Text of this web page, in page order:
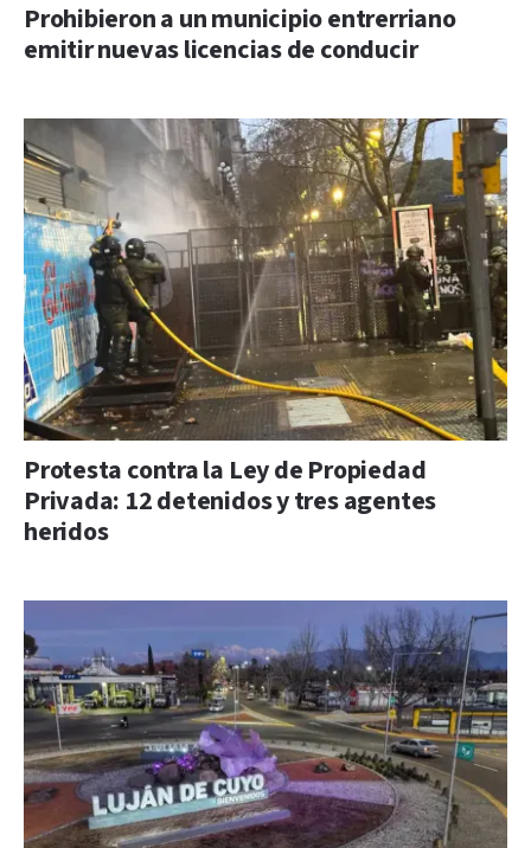
Prohibieron a un municipio entrerriano
emitir nuevas licencias de conducir
Protesta contra la Ley de Propiedad
Privada: 12 detenidos y tres agentes
heridos